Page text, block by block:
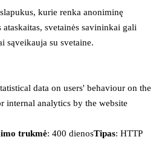
kurie renka anoniminę
svetainės savininkai gali
sąveikauja su svetaine.
data on users' behaviour on the
internal analytics by the website
trukmė: 400 dienosTipas: HTTP